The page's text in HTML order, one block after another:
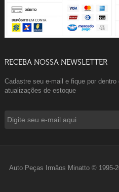
RECEBA NOSSA NEWSLETTER
Cadastre seu e-mail e fique por
atualizações de estoque
Auto Peças Irmãos Minatto © 1995-